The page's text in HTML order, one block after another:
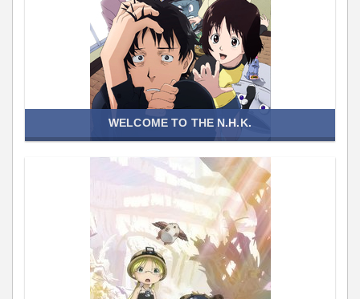
WELCOME TO THE N.H.K.